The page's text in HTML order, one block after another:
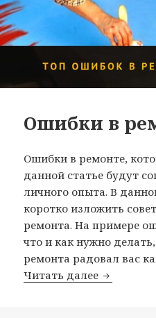
Ошибки в
Ошибки в ремонте,
данной статье будут
личного опыта. В
коротко изложить
ремонта. На примере
что и как нужно
ремонта радовал вас
Читать далее Ошибки в